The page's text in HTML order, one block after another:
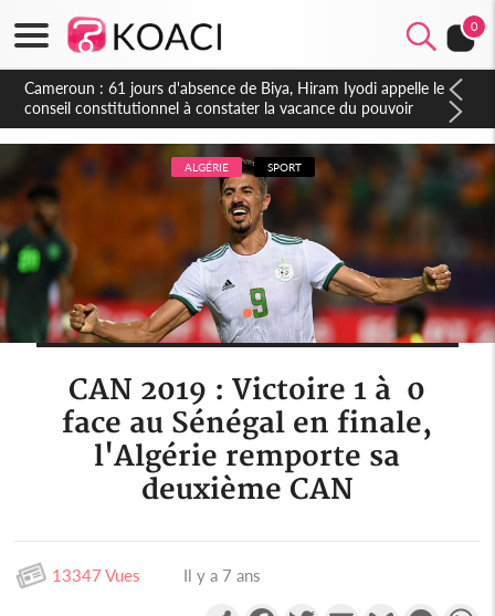
0
Côte d'Ivoire : Fin de la pagaille au PDCI-RDA, Lessiehi bannit
les mouvements sauvages
ALGÉRIE SPORT
CAN 2019 : Victoire 1 à 0
face au Sénégal en finale,
l'Algérie remporte sa
deuxième CAN
13347 Vues Il y a 7 ans